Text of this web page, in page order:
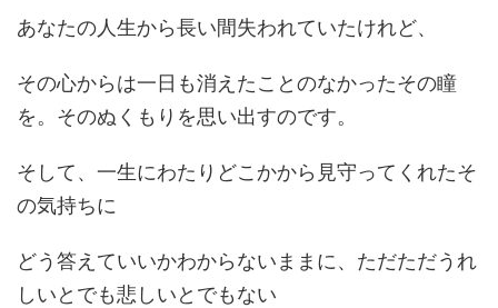
あなたの人生から長い間失われていたけれど、
その心からは一日も消えたことのなかったその瞳
を。そのぬくもりを思い出すのです。
そして、一生にわたりどこかから見守ってくれたそ
の気持ちに
どう答えていいかわからないままに、ただただうれ
しいとでも悲しいとでもない